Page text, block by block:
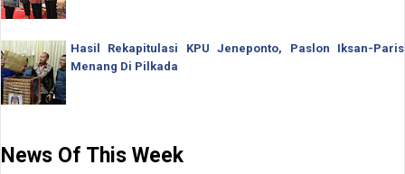
Hasil Rekapitulasi KPU Jeneponto, Paslon Iksan-Paris
Menang Di Pilkada
News Of This Week